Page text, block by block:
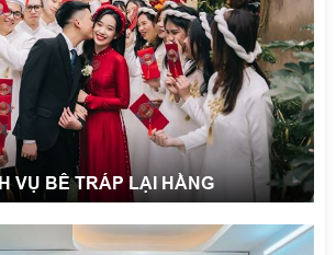
VỤ BÊ TRÁP LẠI HẰNG